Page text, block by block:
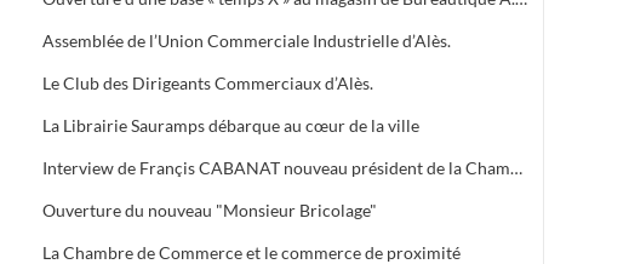
Assemblée de l’Union Commerciale Industrielle d’Alès.
Le Club des Dirigeants Commerciaux d’Alès.
La Librairie Sauramps débarque au cœur de la ville
Interview de Françis CABANAT nouveau président de la Chambre de Commerce
Ouverture du nouveau "Monsieur Bricolage"
La Chambre de Commerce et le commerce de proximité